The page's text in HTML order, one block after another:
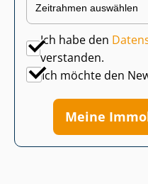
Ich habe den
verstanden.
Ich möchte den
Meine